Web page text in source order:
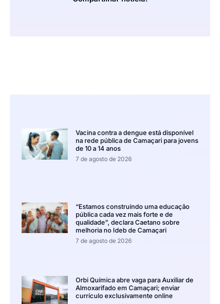
Vacina contra a dengue está disponível
na rede pública de Camaçari para jovens
de 10 a 14 anos
7 de agosto de 2026
“Estamos construindo uma educação
pública cada vez mais forte e de
qualidade”, declara Caetano sobre
melhoria no Ideb de Camaçari
7 de agosto de 2026
Orbi Química abre vaga para Auxiliar de
Almoxarifado em Camaçari; enviar
currículo exclusivamente online